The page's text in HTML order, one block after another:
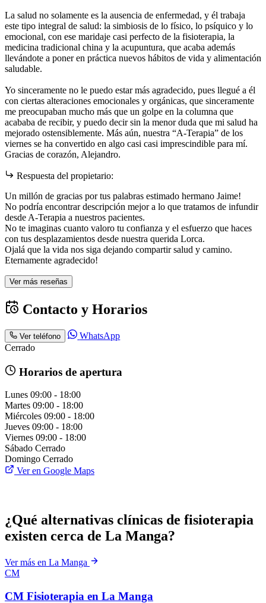
La salud no solamente es la ausencia de enfermedad, y él trabaja
este tipo integral de salud: la simbiosis de lo físico, lo psíquico y lo
emocional, con ese maridaje casi perfecto de la fisioterapia, la
medicina tradicional china y la acupuntura, que acaba además
llevándote a poner en práctica nuevos hábitos de vida y alimentación
saludable.
Yo sinceramente no le puedo estar más agradecido, pues llegué a él
con ciertas alteraciones emocionales y orgánicas, que sinceramente
me preocupaban mucho más que un golpe en la columna que
acababa de recibir, y puedo decir sin la menor duda que mi salud ha
mejorado ostensiblemente. Más aún, nuestra “A-Terapia” de los
viernes se ha convertido en algo casi casi imprescindible para mí.
Gracias de corazón, Alejandro.
Respuesta del propietario:
Un millón de gracias por tus palabras estimado hermano Jaime!
No podría encontrar descripción mejor a lo que tratamos de infundir
desde A-Terapia a nuestros pacientes.
No te imaginas cuanto valoro tu confianza y el esfuerzo que haces
con tus desplazamientos desde nuestra querida Lorca.
Ojalá que la vida nos siga dejando compartir salud y camino.
Eternamente agradecido!
Ver más reseñas
Contacto y Horarios
Ver teléfono
WhatsApp
Cerrado
Horarios de apertura
Lunes 09:00 - 18:00
Martes 09:00 - 18:00
Miércoles 09:00 - 18:00
Jueves 09:00 - 18:00
Viernes 09:00 - 18:00
Sábado Cerrado
Domingo Cerrado
Ver en Google Maps
¿Qué alternativas clínicas de fisioterapia
existen cerca de La Manga?
Ver más en La Manga
CM
CM Fisioterapia en La Manga